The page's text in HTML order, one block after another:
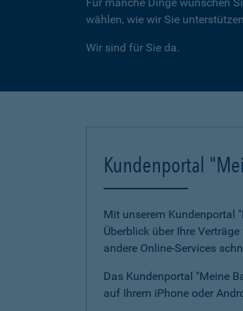
wählen, wie wir Sie
Wir sind für Sie da.
Kundenportal
Mit unserem Kundenportal
Überblick über Ihre
andere Online-Services
Das Kundenportal "Meine
auf Ihrem iPhone oder